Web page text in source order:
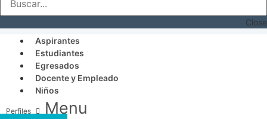
Close
Aspirantes
Estudiantes
Egresados
Docente y Empleado
Niños
Menu